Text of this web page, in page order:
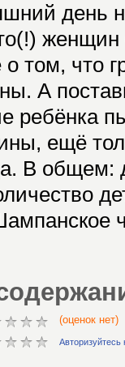
день
о том, что
А
ребёнка
ещё
В общем:
(оценок нет)
Авторизуйтесь